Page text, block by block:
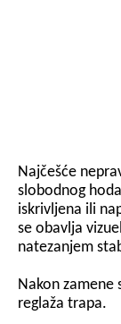
Najčešće
slobodnog
iskrivljena ili
se obavlja
natezanjem
Nakon
reglaža trapa.